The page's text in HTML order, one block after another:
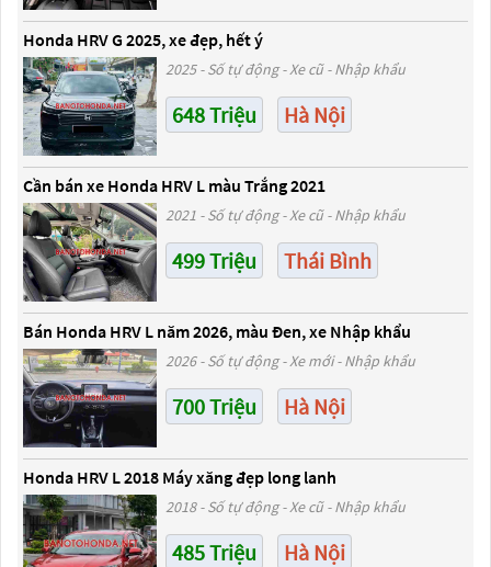
Honda HRV G 2025, xe đẹp, hết ý
2025 - Số tự động - Xe cũ - Nhập khẩu
648 Triệu Hà Nội
Cần bán xe Honda HRV L màu Trắng 2021
2021 - Số tự động - Xe cũ - Nhập khẩu
499 Triệu Thái Bình
Bán Honda HRV L năm 2026, màu Đen, xe Nhập khẩu
2026 - Số tự động - Xe mới - Nhập khẩu
700 Triệu Hà Nội
Honda HRV L 2018 Máy xăng đẹp long lanh
2018 - Số tự động - Xe cũ - Nhập khẩu
485 Triệu Hà Nội